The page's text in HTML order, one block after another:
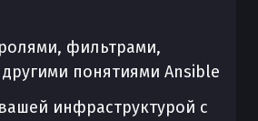
фильтрами,
понятиями Ansible
инфраструктурой с